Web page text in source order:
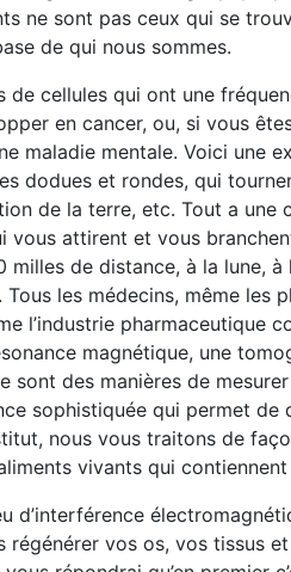
ne sont pas ceux qui se
de qui nous sommes.
cellules qui ont une
en cancer, ou, si vous
maladie mentale. Voici une
dodues et rondes, qui
de la terre, etc. Tout a
vous attirent et vous
de distance, à la lune, à
les médecins, même les
l’industrie
magnétique, une
sont des manières de
sophistiquée qui permet
nous vous traitons de
vivants qui contiennent
d’interférence
régénérer vos os, vos tissus